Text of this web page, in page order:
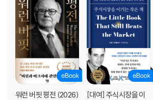
워런 버핏 평전 (2026)
[대여] 주식시장을 이